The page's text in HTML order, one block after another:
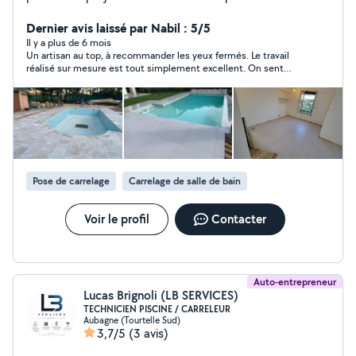
pour mettre en route votre projet. Merci. Cordialement.
Dernier avis laissé par Nabil : 5/5
Il y a plus de 6 mois
Un artisan au top, à recommander les yeux fermés. Le travail
réalisé sur mesure est tout simplement excellent. On sent
un vrai sens du détail. Il inspire confiance dès les premiers
échanges, travaille avec soin et toujours avec le sourire, ce qui
est très appréciable. Le rapport qualité-prix est imbattable,
honnêtement. Ne vous laissez surtout pas influencer par les
commentaires négatifs : c’est du pipo. Mon expérience a été
plus que positive, je recommande vivement cet artisan. Un
grand merci pour ton professionnalisme et ta bonne humeur !
Pose de carrelage
Carrelage de salle de bain
Voir le profil Contacter
Auto-entrepreneur
Lucas Brignoli (LB SERVICES)
TECHNICIEN PISCINE / CARRELEUR
Aubagne (Tourtelle Sud)
3,7/5 (3 avis)